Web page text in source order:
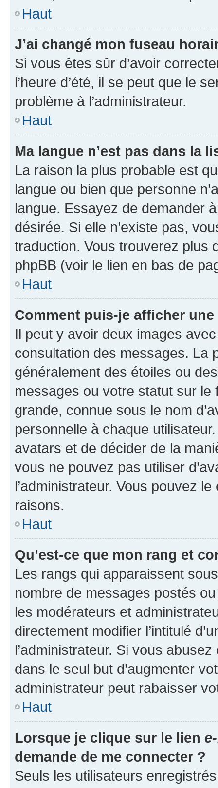
Haut
J’ai changé mon fuseau
Si vous êtes sûr d’avoir
l’heure d’été, il se peut que le
problème à l’administrateur.
Haut
Ma langue n’est pas dans la
La raison la plus probable est
langue ou bien que personne
langue. Essayez de demander
désirée. Si elle n’existe pas,
traduction. Vous trouverez plus
phpBB (voir le lien en bas de
Haut
Comment puis-je afficher
Il peut y avoir deux images
consultation des messages. La
généralement des étoiles ou
messages ou votre statut sur
grande, connue sous le nom
personnelle à chaque utilisateur.
avatars et de décider de la
vous ne pouvez pas utiliser
l’administrateur. Vous pouvez
raisons.
Haut
Qu’est-ce que mon rang et
Les rangs qui apparaissent
nombre de messages postés
les modérateurs et
directement modifier l’intitulé
l’administrateur. Si vous
dans le seul but d’augmenter
administrateur peut rabaisser
Haut
Lorsque je clique sur le lien
demande de me connecter ?
Seuls les utilisateurs